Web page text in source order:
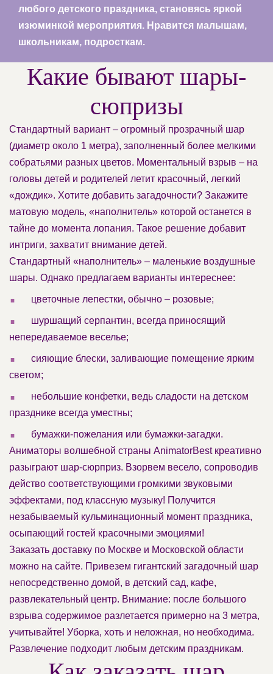
любого детского праздника, становясь яркой
изюминкой мероприятия. Нравится малышам,
школьникам, подросткам.
Какие бывают шары-
сюпризы
Стандартный вариант – огромный прозрачный шар
(диаметр около 1 метра), заполненный более мелкими
собратьями разных цветов. Моментальный взрыв – на
головы детей и родителей летит красочный, легкий
«дождик». Хотите добавить загадочности? Закажите
матовую модель, «наполнитель» которой останется в
тайне до момента лопания. Такое решение добавит
интриги, захватит внимание детей.
Стандартный «наполнитель» – маленькие воздушные
шары. Однако предлагаем варианты интереснее:
. цветочные лепестки, обычно – розовые;
.
шуршащий серпантин, всегда приносящий
непередаваемое веселье;
.
сияющие блески, заливающие помещение ярким
светом;
.
небольшие конфетки, ведь сладости на детском
празднике всегда уместны;
.
бумажки-пожелания или бумажки-загадки.
Аниматоры волшебной страны AnimatorBest креативно
разыграют шар-сюрприз. Взорвем весело, сопроводив
действо соответствующими громкими звуковыми
эффектами, под классную музыку! Получится
незабываемый кульминационный момент праздника,
осыпающий гостей красочными эмоциями!
Заказать доставку по Москве и Московской области
можно на сайте. Привезем гигантский загадочный шар
непосредственно домой, в детский сад, кафе,
развлекательный центр. Внимание: после большого
взрыва содержимое разлетается примерно на 3 метра,
учитывайте! Уборка, хоть и неложная, но необходима.
Развлечение подходит любым детским праздникам.